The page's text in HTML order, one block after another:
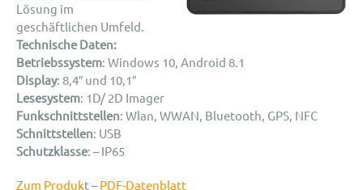
Lösung im
geschäftlichen Umfeld.
Technische Daten:
Betriebssystem: Windows 10, Android 8.1
Display: 8,4″ und 10,1″
Lesesystem: 1D/ 2D Imager
Funkschnittstellen: Wlan, WWAN, Bluetooth, GPS, NFC
Schnittstellen: USB
Schutzklasse: – IP65
Zum Produkt –PDF-Datenblatt